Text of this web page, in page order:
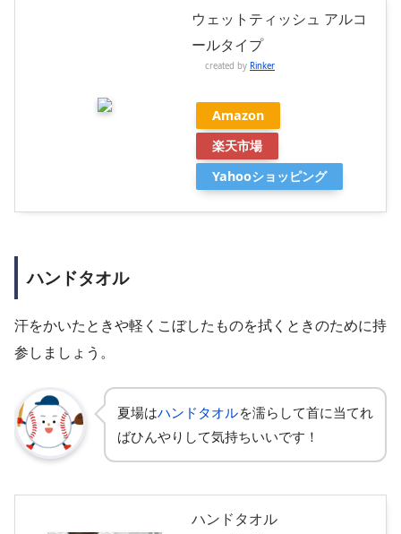
ウェットティッシュ アルコ
ールタイプ
created by Rinker
Amazon
楽天市場
Yahooショッピング
ハンドタオル
汗をかいたときや軽くこぼしたものを拭くときのために持
参しましょう。
夏場はハンドタオルを濡らして首に当てれ
ばひんやりして気持ちいいです！
ハンドタオル